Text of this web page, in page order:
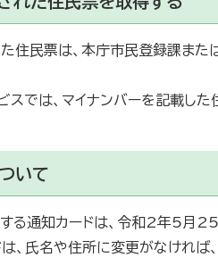
住民票は、本庁市民登録課ま
スでは、マイナンバーを記載し
いて
る通知カードは、令和2年5月25
、氏名や住所に変更がなければ